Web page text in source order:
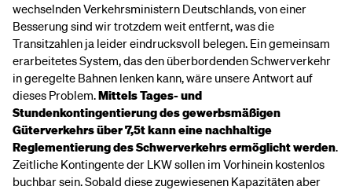
wechselnden Verkehrsministern Deutschlands, von einer
Besserung sind wir trotzdem weit entfernt, was die
Transitzahlen ja leider eindrucksvoll belegen. Ein gemeinsam
erarbeitetes System, das den überbordenden Schwerverkehr
in geregelte Bahnen lenken kann, wäre unsere Antwort auf
dieses Problem.Mittels Tages- und
Stundenkontingentierung des gewerbsmäßigen
Güterverkehrs über 7,5t kann eine nachhaltige
Reglementierung des Schwerverkehrs ermöglicht werden.
Zeitliche Kontingente der LKW sollen im Vorhinein kostenlos
buchbar sein. Sobald diese zugewiesenen Kapazitäten aber